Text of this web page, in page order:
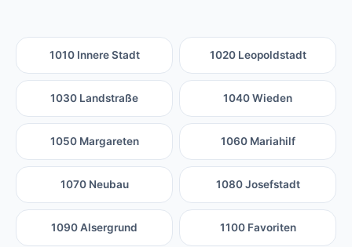
1010 Innere Stadt 1020 Leopoldstadt
1030 Landstraße 1040 Wieden
1050 Margareten 1060 Mariahilf
1070 Neubau 1080 Josefstadt
1090 Alsergrund 1100 Favoriten